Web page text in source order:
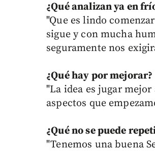
¿Qué analizan ya en
"Que es lindo
sigue y con mucha
seguramente nos
¿Qué hay por mejorar?
"La idea es jugar
aspectos que
¿Qué no se puede
"Tenemos una buena